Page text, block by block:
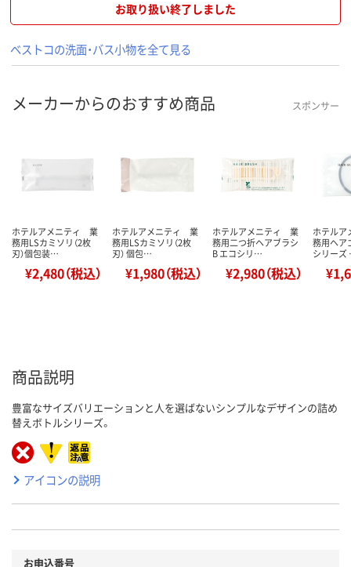
お取り扱い終了しました
ベストコの洗面・バス小物を全て見る
メーカーからのおすすめ商品 スポンサー
ホテルアメニティ 業
務用LSカミソリ（2枚
刃）個包装…
¥2,480（税込）
ホテルアメニティ 業
務用LSカミソリ（2枚
刃） 個包…
¥1,980（税込）
ホテルアメニティ 業
務用二つ折ヘアブラシ
B エコシリ…
¥2,980（税込）
ホテル
務用ヘア
シリー
商品説明
豊富なサイズバリエーションと人を選ばないシンプルなデザインの詰め
替えボトルシリーズ。
アイコンの説明
お申込番号